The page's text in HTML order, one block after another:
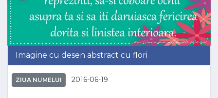
Imagine cu desen abstract cu flori
ZIUA NUMELUI 2016-06-19